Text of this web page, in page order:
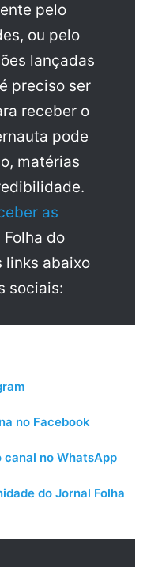
pelo
ou pelo
lançadas
preciso ser
receber o
pode
matérias
as
do
links abaixo
sociais:
no Facebook
no WhatsApp
do Jornal Folha